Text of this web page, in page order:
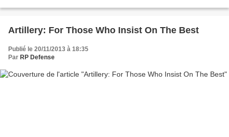
Artillery: For Those Who Insist On The Best
Publié le 20/11/2013 à 18:35
Par RP Defense